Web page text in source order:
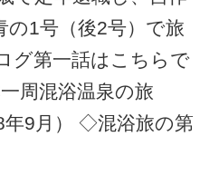
1号（後2号）で旅
グ第一話はこちらで
周混浴温泉の旅
年9月） ◇混浴旅の第